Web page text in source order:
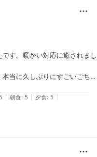
す。暖かい対応に癒されまし
当に久しぶりにすごいごちそ
ございました。ムードのある
5 | 朝食: 5 | 夕食: 5 |